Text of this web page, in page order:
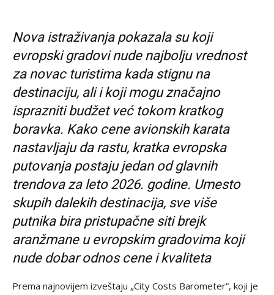
Nova istraživanja pokazala su koji
evropski gradovi nude najbolju vrednost
za novac turistima kada stignu na
destinaciju, ali i koji mogu značajno
isprazniti budžet već tokom kratkog
boravka. Kako cene avionskih karata
nastavljaju da rastu, kratka evropska
putovanja postaju jedan od glavnih
trendova za leto 2026. godine. Umesto
skupih dalekih destinacija, sve više
putnika bira pristupačne siti brejk
aranžmane u evropskim gradovima koji
nude dobar odnos cene i kvaliteta
Prema najnovijem izveštaju „City Costs Barometer“, koji je